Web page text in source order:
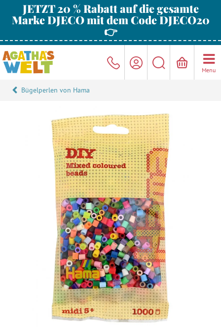
JETZT 20 % Rabatt auf die gesamte
Marke DJECO mit dem Code DJECO20
👉
Menu
Bügelperlen von Hama